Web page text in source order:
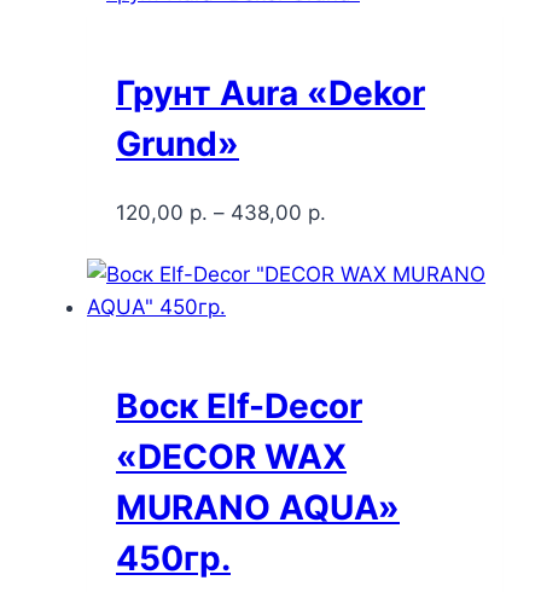
Грунт Aura «Dekor
Grund»
120,00 р. – 438,00 р.
Воск Elf-Decor
«DECOR WAX
MURANO AQUA»
450гр.